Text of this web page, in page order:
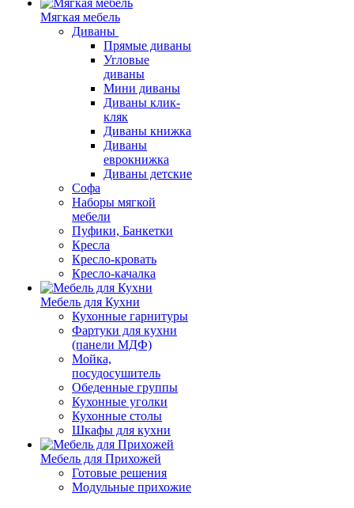
Мягкая мебель
Диваны
Прямые диваны
Угловые
диваны
Мини диваны
Диваны клик-
кляк
Диваны книжка
Диваны
еврокнижка
Диваны детские
Софа
Наборы мягкой
мебели
Пуфики, Банкетки
Кресла
Кресло-кровать
Кресло-качалка
Мебель для Кухни
Кухонные гарнитуры
Фартуки для кухни
(панели МДФ)
Мойка,
посудосушитель
Обеденные группы
Кухонные уголки
Кухонные столы
Шкафы для кухни
Мебель для Прихожей
Готовые решения
Модульные прихожие